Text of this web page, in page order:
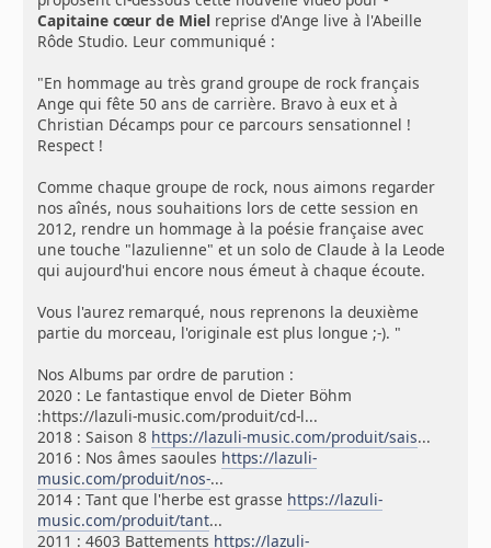
Capitaine cœur de Miel reprise d'Ange live à l'Abeille
Rôde Studio. Leur communiqué :
"En hommage au très grand groupe de rock français
Ange qui fête 50 ans de carrière. Bravo à eux et à
Christian Décamps pour ce parcours sensationnel !
Respect !
Comme chaque groupe de rock, nous aimons regarder
nos aînés, nous souhaitions lors de cette session en
2012, rendre un hommage à la poésie française avec
une touche "lazulienne" et un solo de Claude à la Leode
qui aujourd'hui encore nous émeut à chaque écoute.
Vous l'aurez remarqué, nous reprenons la deuxième
partie du morceau, l'originale est plus longue ;-). "
Nos Albums par ordre de parution :
2020 : Le fantastique envol de Dieter Böhm
:https://lazuli-music.com/produit/cd-l...
2018 : Saison 8 https://lazuli-music.com/produit/sais...
2016 : Nos âmes saoules https://lazuli-
music.com/produit/nos-...
2014 : Tant que l'herbe est grasse https://lazuli-
music.com/produit/tant...
2011 : 4603 Battements https://lazuli-